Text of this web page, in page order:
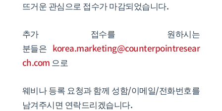
뜨거운 관심으로 접수가 마감되었습니다.
추가 접수를 원하시는
분들은 korea.marketing@counterpointresear
ch.com 으로
웨비나 등록 요청과 함께 성함/이메일/전화번호를
남겨주시면 연락드리겠습니다.